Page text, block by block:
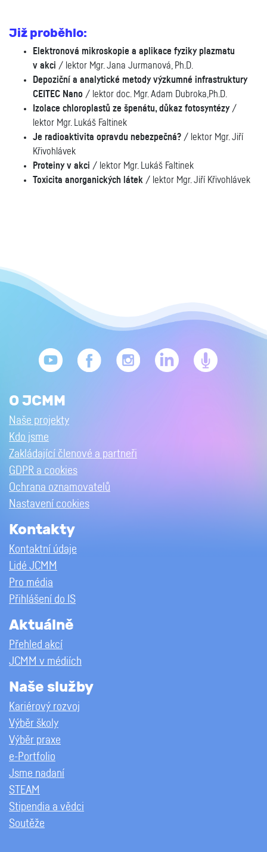
Již proběhlo:
Elektronová mikroskopie a aplikace fyziky plazmatu
v akci / lektor Mgr. Jana Jurmanová, Ph.D.
Depoziční a analytické metody výzkumné infrastruktury
CEITEC Nano / lektor doc. Mgr. Adam Dubroka,Ph.D.
Izolace chloroplastů ze špenátu, důkaz fotosyntézy/
lektor Mgr. Lukáš Faltinek
Je radioaktivita opravdu nebezpečná? / lektor Mgr. Jiří
Křivohlávek
Proteiny v akci / lektor Mgr. Lukáš Faltinek
Toxicita anorganických látek / lektor Mgr. Jiří Křivohlávek
O JCMM
Naše projekty
Kdo jsme
Zakládající členové a partneři
GDPR a cookies
Ochrana oznamovatelů
Nastavení cookies
Kontakty
Kontaktní údaje
Lidé JCMM
Pro média
Přihlášení do IS
Aktuálně
Přehled akcí
JCMM v médiích
Naše služby
Kariérový rozvoj
Výběr školy
Výběr praxe
e-Portfolio
Jsme nadaní
STEAM
Stipendia a vědci
Soutěže